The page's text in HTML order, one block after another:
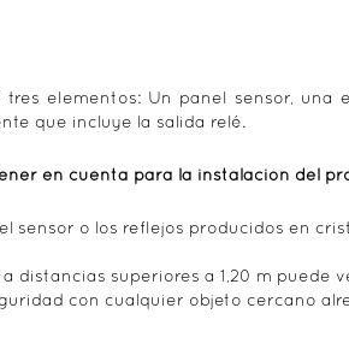
elementos: Un panel sensor,
que incluye la salida relé.
en cuenta para la instalación del
sensor o los reflejos producidos en
distancias superiores a 1,20 m puede
con cualquier objeto cercano